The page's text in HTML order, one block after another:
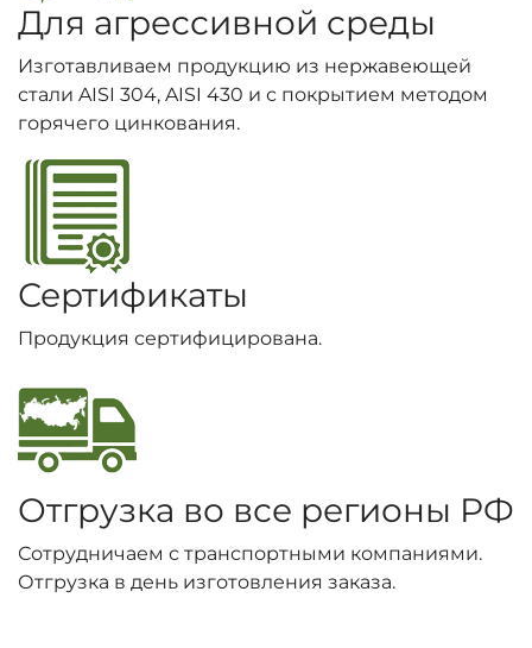
Для агрессивной среды
Изготавливаем продукцию из нержавеющей
стали AISI 304, AISI 430 и с покрытием методом
горячего цинкования.
Сертификаты
Продукция сертифицирована.
Отгрузка во все регионы РФ
Сотрудничаем с транспортными компаниями.
Отгрузка в день изготовления заказа.